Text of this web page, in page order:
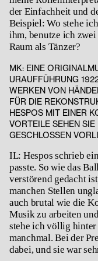
der Einfachheit und
Beispiel: Wo stehe
ihm, benutze ich
Raum als Tänzer?
MK: EINE
URAUFFÜHRUNG
WERKEN VON
FÜR DIE
HESPOS MIT EINER
VORTEILE SEHEN
GESCHLOSSEN
IL: Hespos schrieb
passte. So wie das
verstörend gedacht
manchen Stellen
auch brutal wie die
Musik zu arbeiten
stehe ich völlig
manchmal. Bei der
dabei, und sie war